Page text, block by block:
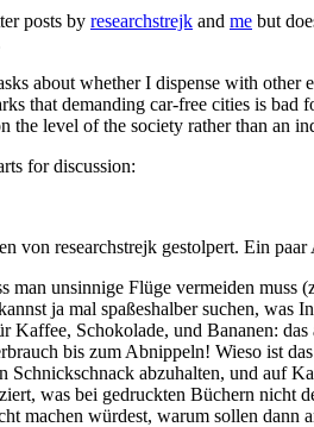
posts by researchstrejk and me but
about whether I dispense with
that demanding car-free cities is
the level of the society rather than an
for discussion:
von researchstrejk gestolpert. Ein
man unsinnige Flüge vermeiden
ja mal spaßeshalber suchen,
Schokolade, und Bananen:
bis zum Abnippeln! Wieso ist
Schnickschnack abzuhalten, und auf
was bei gedruckten Büchern nicht
machen würdest, warum sollen